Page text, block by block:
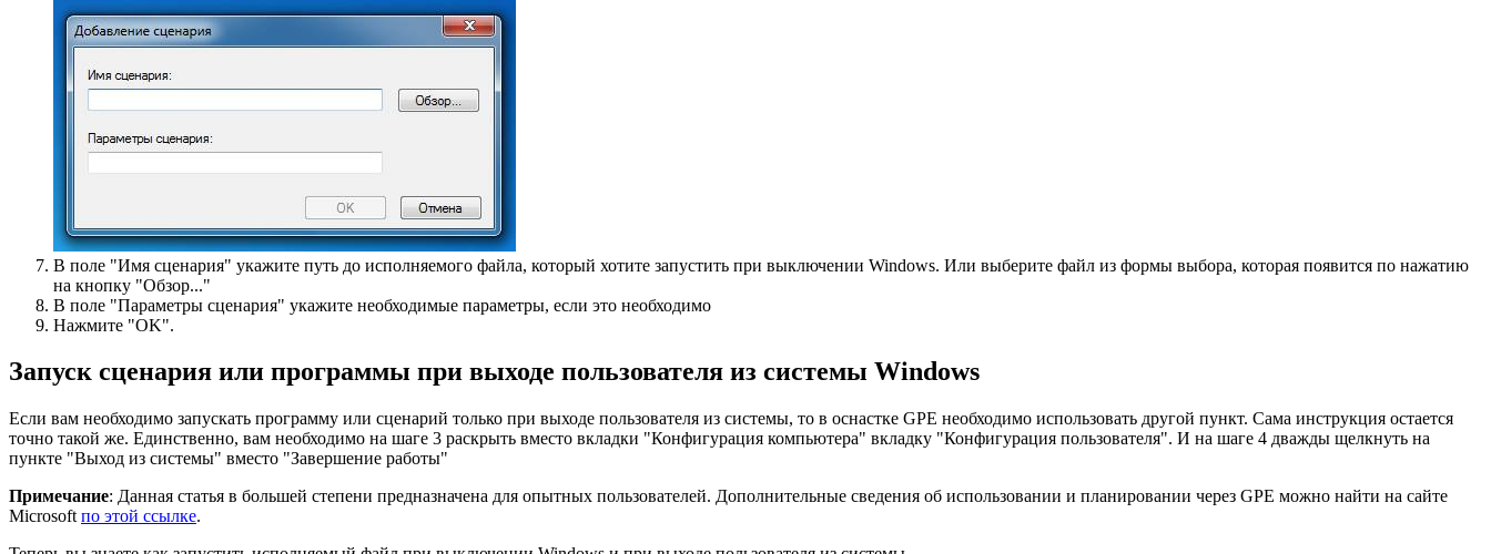
В поле "Имя сценария" укажите путь до исполняемого файла, который хотите запустить при выключении Windows. Или выберите файл из формы выбора, которая появится по нажатию
на кнопку "Обзор..."
В поле "Параметры сценария" укажите необходимые параметры, если это необходимо
Нажмите "OK".
Запуск сценария или программы при выходе пользователя из системы Windows
Если вам необходимо запускать программу или сценарий только при выходе пользователя из системы, то в оснастке GPE необходимо использовать другой пункт. Сама инструкция остается
точно такой же. Единственно, вам необходимо на шаге 3 раскрыть вместо вкладки "Конфигурация компьютера" вкладку "Конфигурация пользователя". И на шаге 4 дважды щелкнуть на
пункте "Выход из системы" вместо "Завершение работы"
Примечание: Данная статья в большей степени предназначена для опытных пользователей. Дополнительные сведения об использовании и планировании через GPE можно найти на сайте
Microsoft по этой ссылке.